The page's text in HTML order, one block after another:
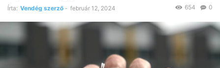
Írta: Vendég szerző - február 12, 2024 0
654